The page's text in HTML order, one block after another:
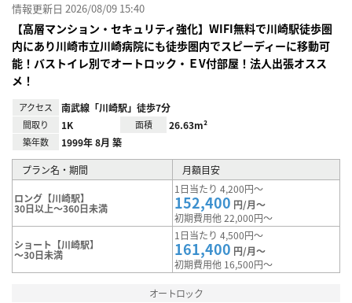
情報更新日 2026/08/09 15:40
【高層マンション・セキュリティ強化】WIFI無料で川崎駅徒歩圏
内にあり川崎市立川崎病院にも徒歩圏内でスピーディーに移動可
能！バストイレ別でオートロック・ＥV付部屋！法人出張オスス
メ！
アクセス 南武線「川崎駅」徒歩7分
間取り 1K 面積 26.63m²
築年数 1999年 8月 築
プラン名・期間 月額目安
ロング【川崎駅】
30日以上～360日未満
1日当たり 4,200円～
152,400 円/月～
初期費用他 22,000円～
ショート【川崎駅】
～30日未満
1日当たり 4,500円～
161,400 円/月～
初期費用他 16,500円～
オートロック